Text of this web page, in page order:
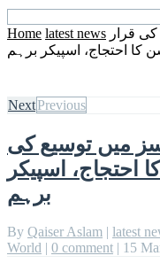
Home latest news کی قرار
کا احتجاج، اسپیکر برہم
NextPrevious
7 آرڈیننسز میں توسیع کی
احتجاج، اسپیکر
برہم
By Qaiser Aslam | latest
World | 0 comment | 15